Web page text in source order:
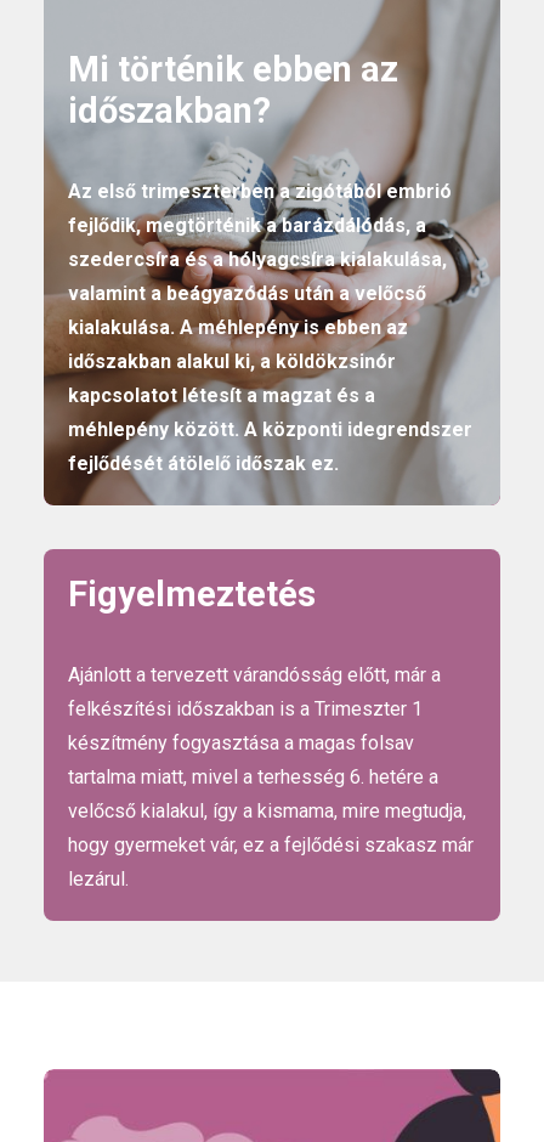
Mi történik ebben az
időszakban?
Az első trimeszterben a zigótából embrió
fejlődik, megtörténik a barázdálódás, a
szedercsíra és a hólyagcsíra kialakulása,
valamint a beágyazódás után a velőcső
kialakulása. A méhlepény is ebben az
időszakban alakul ki, a köldökzsinór
kapcsolatot létesít a magzat és a
méhlepény között. A központi idegrendszer
fejlődését átölelő időszak ez.
Figyelmeztetés
Ajánlott a tervezett várandósság előtt, már a
felkészítési időszakban is a Trimeszter 1
készítmény fogyasztása a magas folsav
tartalma miatt, mivel a terhesség 6. hetére a
velőcső kialakul, így a kismama, mire megtudja,
hogy gyermeket vár, ez a fejlődési szakasz már
lezárul.